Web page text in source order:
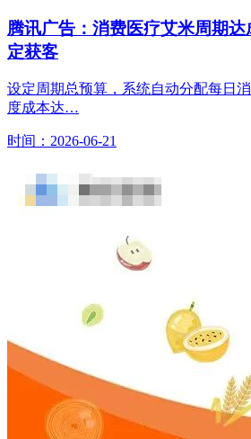
腾讯广告：消费医疗艾米周期
定获客
设定周期总预算，系统自动分配每日
度成本达…
时间：2026-06-21